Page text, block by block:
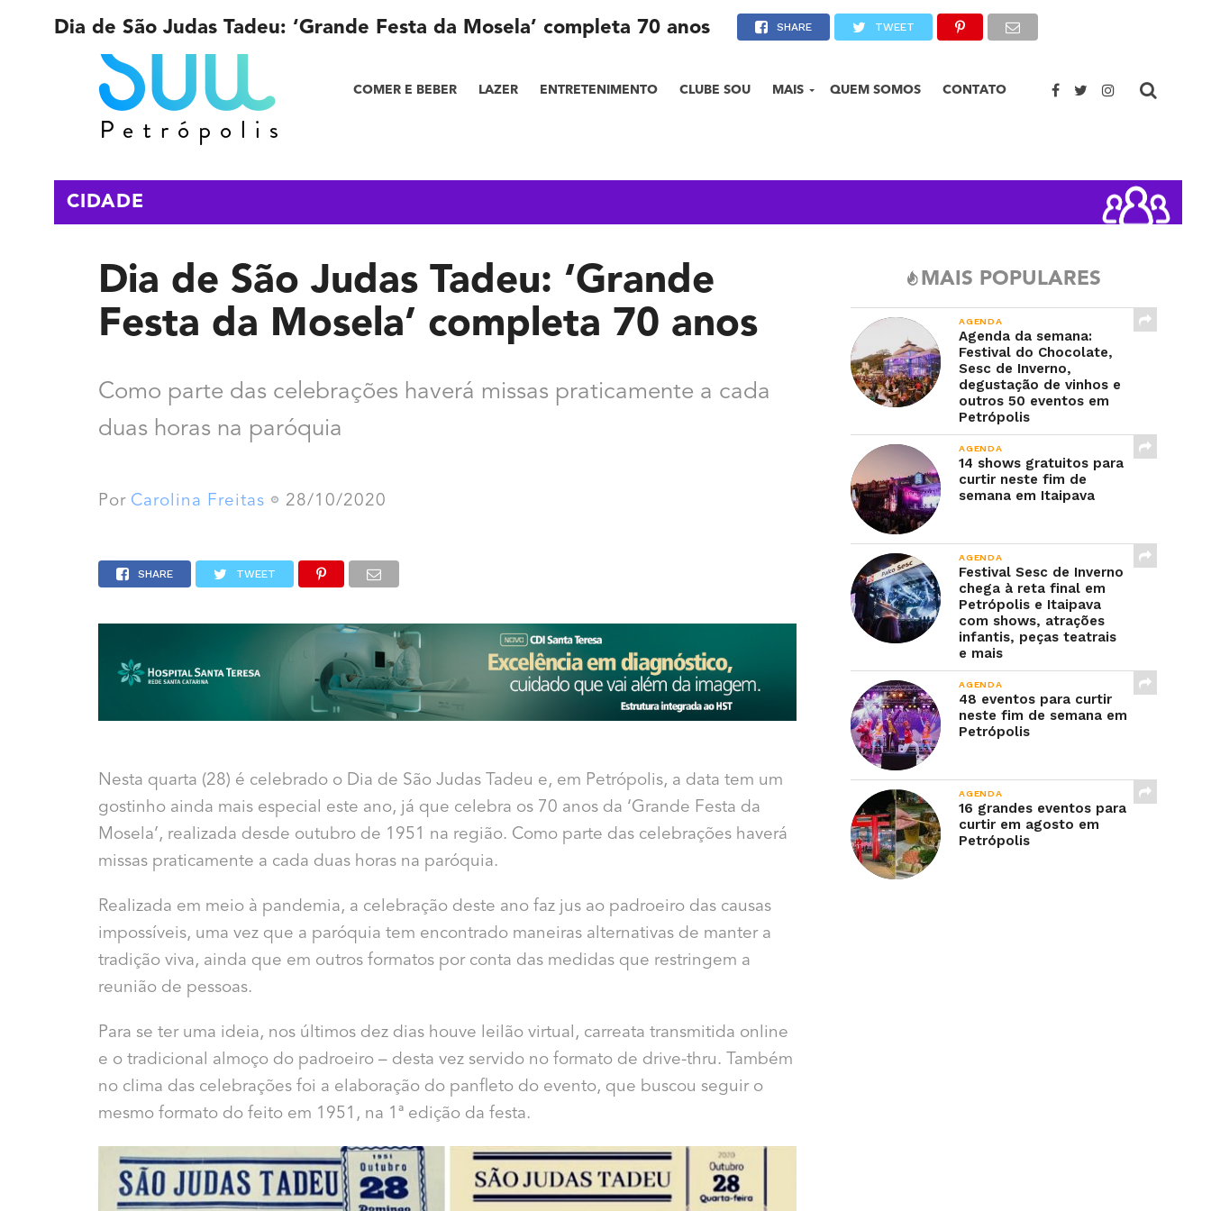
COMER E BEBER LAZER ENTRETENIMENTO CLUBE SOU MAIS QUEM SOMOS CONTATO
Dia de São Judas Tadeu: ‘Grande Festa da Mosela’ completa 70 anos SHARE TWEET
CIDADE
Dia de São Judas Tadeu: ‘Grande
Festa da Mosela’ completa 70 anos
Como parte das celebrações haverá missas praticamente a cada
duas horas na paróquia
Por Carolina Freitas 28/10/2020
SHARE TWEET
Nesta quarta (28) é celebrado o Dia de São Judas Tadeu e, em Petrópolis, a data tem um
gostinho ainda mais especial este ano, já que celebra os 70 anos da ‘Grande Festa da
Mosela’, realizada desde outubro de 1951 na região. Como parte das celebrações haverá
missas praticamente a cada duas horas na paróquia.
Realizada em meio à pandemia, a celebração deste ano faz jus ao padroeiro das causas
impossíveis, uma vez que a paróquia tem encontrado maneiras alternativas de manter a
tradição viva, ainda que em outros formatos por conta das medidas que restringem a
reunião de pessoas.
Para se ter uma ideia, nos últimos dez dias houve leilão virtual, carreata transmitida online
e o tradicional almoço do padroeiro – desta vez servido no formato de drive-thru. Também
no clima das celebrações foi a elaboração do panfleto do evento, que buscou seguir o
mesmo formato do feito em 1951, na 1ª edição da festa.
MAIS POPULARES
AGENDA
Agenda da semana:
Festival do Chocolate,
Sesc de Inverno,
degustação de vinhos e
outros 50 eventos em
Petrópolis
AGENDA
14 shows gratuitos para
curtir neste fim de
semana em Itaipava
AGENDA
Festival Sesc de Inverno
chega à reta final em
Petrópolis e Itaipava
com shows, atrações
infantis, peças teatrais
e mais
AGENDA
48 eventos para curtir
neste fim de semana em
Petrópolis
AGENDA
16 grandes eventos para
curtir em agosto em
Petrópolis